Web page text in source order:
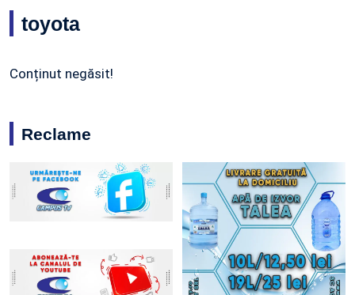
toyota
Conținut negăsit!
Reclame